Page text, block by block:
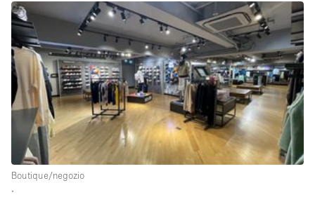
Livello strada
Luce Diurna
Magazzino
Parcheggio privato
Piano terra
Raw
Riscaldamento
Sistema di sicurezza
Boutique/negozio
∙